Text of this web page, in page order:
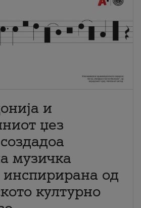
и
џез
музичка
инспирирана од
културно